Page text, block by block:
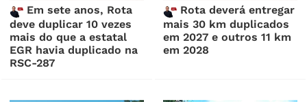
Em sete anos, Rota
deve duplicar 10 vezes
mais do que a estatal
EGR havia duplicado na
RSC-287
Rota deverá entregar
mais 30 km duplicados
em 2027 e outros 11 km
em 2028